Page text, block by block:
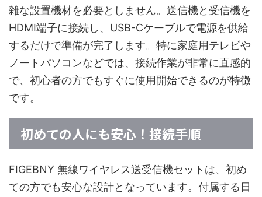
雑な設置機材を必要としません。送信機と受信機を
HDMI端子に接続し、USB-Cケーブルで電源を供給
するだけで準備が完了します。特に家庭用テレビや
ノートパソコンなどでは、接続作業が非常に直感的
で、初心者の方でもすぐに使用開始できるのが特徴
です。
初めての人にも安心！接続手順
FIGEBNY 無線ワイヤレス送受信機セットは、初め
ての方でも安心な設計となっています。付属する日